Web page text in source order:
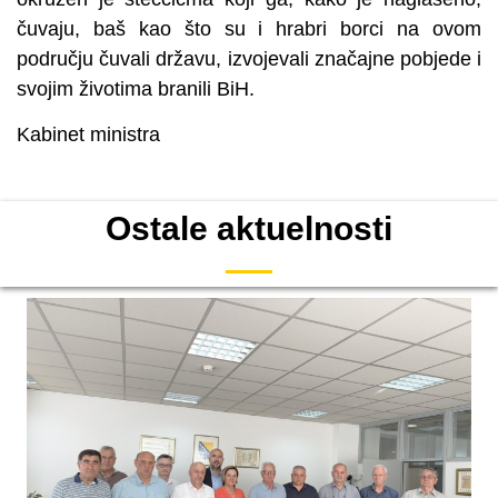
čuvaju, baš kao što su i hrabri borci na ovom
području čuvali državu, izvojevali značajne pobjede i
svojim životima branili BiH.
Kabinet ministra
Ostale aktuelnosti